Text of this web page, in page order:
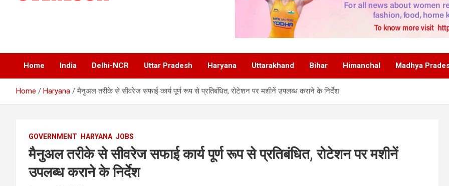
Home India Delhi-NCR Uttar Pradesh Haryana Uttarakhand Bihar Himanchal Madhya
Home Haryana मैनुअल तरीके से सीवरेज सफाई कार्य पूर्ण रूप से प्रतिबंधित, रोटेशन पर मशीनें उपलब्ध कराने के निर्देश
GOVERNMENT HARYANA JOBS
मैनुअल तरीके से सीवरेज सफाई कार्य पूर्ण रूप से प्रतिबंधित, रोटेशन पर मशीनें
उपलब्ध कराने के निर्देश